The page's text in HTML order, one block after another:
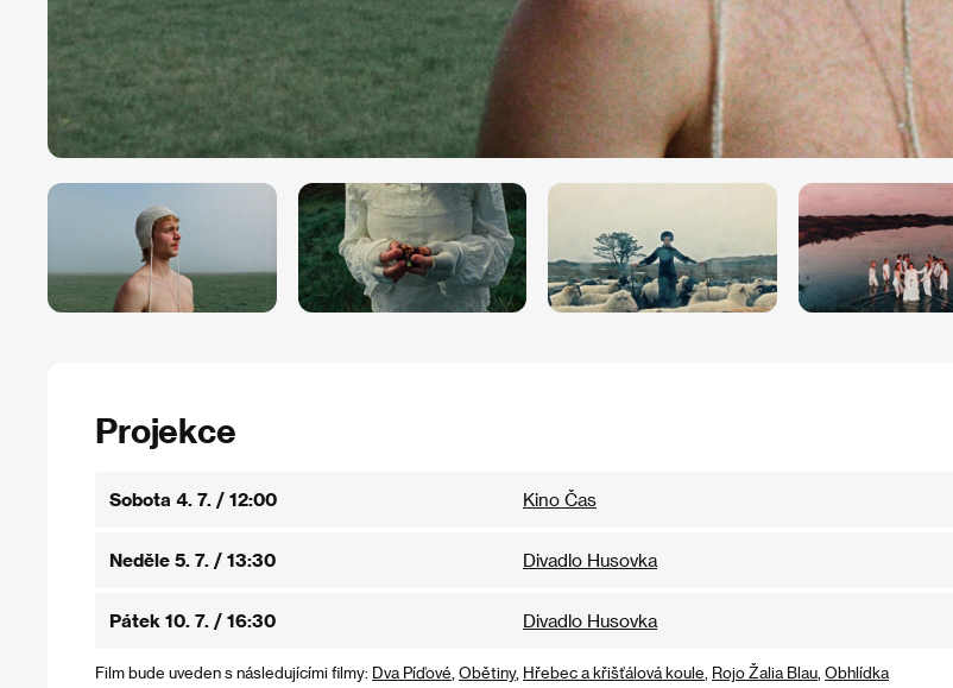
Projekce
Sobota 4. 7. / 12:00 Kino Čas
Neděle 5. 7. / 13:30 Divadlo Husovka
Pátek 10. 7. / 16:30 Divadlo Husovka
Film bude uveden s následujícími filmy: Dva Píďové Obětiny, Hřebec a křišťálová koule Rojo Žalia Blau Obhlídka